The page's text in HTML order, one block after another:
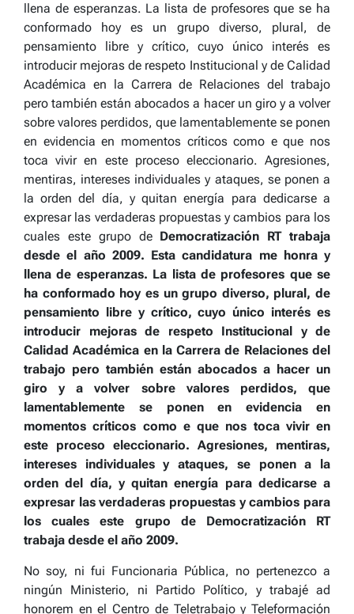
llena de esperanzas. La lista de profesores que se ha
conformado hoy es un grupo diverso, plural, de
pensamiento libre y crítico, cuyo único interés es
introducir mejoras de respeto Institucional y de Calidad
Académica en la Carrera de Relaciones del trabajo
pero también están abocados a hacer un giro y a volver
sobre valores perdidos, que lamentablemente se ponen
en evidencia en momentos críticos como e que nos
toca vivir en este proceso eleccionario. Agresiones,
mentiras, intereses individuales y ataques, se ponen a
la orden del día, y quitan energía para dedicarse a
expresar las verdaderas propuestas y cambios para los
cuales este grupo de Democratización RT trabaja
desde el año 2009. Esta candidatura me honra y
llena de esperanzas. La lista de profesores que se
ha conformado hoy es un grupo diverso, plural, de
pensamiento libre y crítico, cuyo único interés es
introducir mejoras de respeto Institucional y de
Calidad Académica en la Carrera de Relaciones del
trabajo pero también están abocados a hacer un
giro y a volver sobre valores perdidos, que
lamentablemente se ponen en evidencia en
momentos críticos como e que nos toca vivir en
este proceso eleccionario. Agresiones, mentiras,
intereses individuales y ataques, se ponen a la
orden del día, y quitan energía para dedicarse a
expresar las verdaderas propuestas y cambios para
los cuales este grupo de Democratización RT
trabaja desde el año 2009.
No soy, ni fui Funcionaria Pública, no pertenezco a
ningún Ministerio, ni Partido Político, y trabajé ad
honorem en el Centro de Teletrabajo y Teleformación